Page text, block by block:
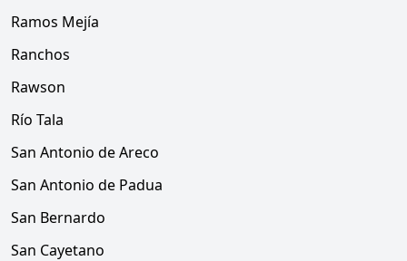
Ramos Mejía
Ranchos
Rawson
Río Tala
San Antonio de Areco
San Antonio de Padua
San Bernardo
San Cayetano